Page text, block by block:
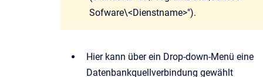
Sofware\<Dienstname>").
Hier kann über ein Drop-down-Menü eine
Datenbankquellverbindung gewählt